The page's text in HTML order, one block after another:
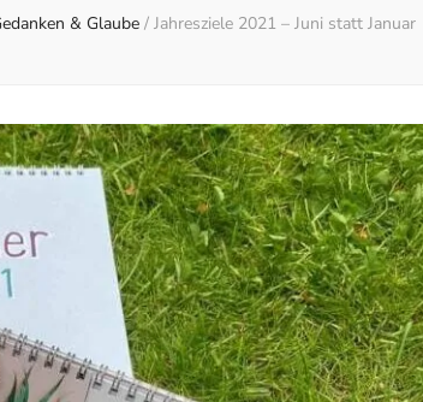
& Glaube / Jahresziele 2021 – Juni statt Januar